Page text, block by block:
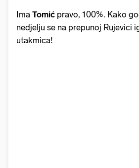
Ima Tomić pravo, 100%. Kako
nedjelju se na prepunoj Rujevici
utakmica!